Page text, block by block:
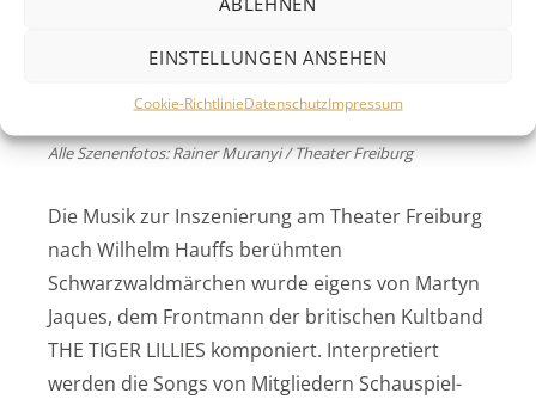
EINSTELLUNGEN ANSEHEN
Cookie-RichtlinieDatenschutzImpressum
Alle Szenenfotos: Rainer Muranyi / Theater Freiburg
Die Musik zur Inszenierung am Theater Freiburg
nach Wilhelm Hauffs berühmten
Schwarzwaldmärchen wurde eigens von Martyn
Jaques, dem Frontmann der britischen Kultband
THE TIGER LILLIES komponiert. Interpretiert
werden die Songs von Mitgliedern Schauspiel-